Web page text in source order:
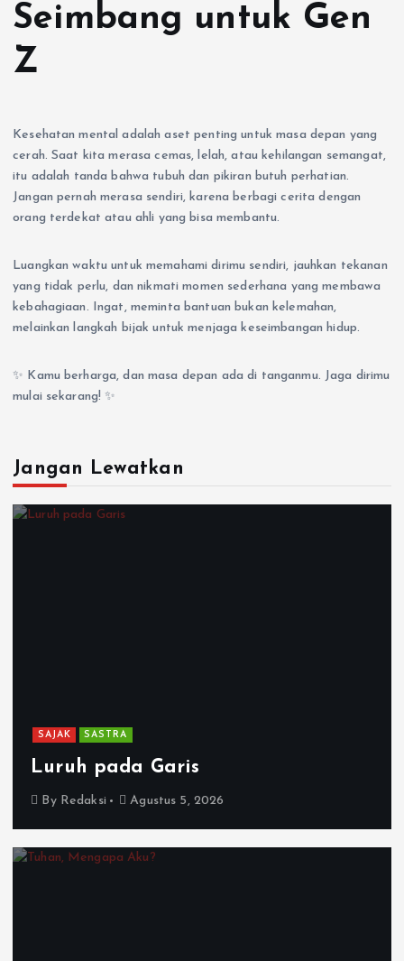
Seimbang untuk Gen
Z
Kesehatan mental adalah aset penting untuk masa depan yang
cerah. Saat kita merasa cemas, lelah, atau kehilangan semangat,
itu adalah tanda bahwa tubuh dan pikiran butuh perhatian.
Jangan pernah merasa sendiri, karena berbagi cerita dengan
orang terdekat atau ahli yang bisa membantu.
Luangkan waktu untuk memahami dirimu sendiri, jauhkan tekanan
yang tidak perlu, dan nikmati momen sederhana yang membawa
kebahagiaan. Ingat, meminta bantuan bukan kelemahan,
melainkan langkah bijak untuk menjaga keseimbangan hidup.
✨ Kamu berharga, dan masa depan ada di tanganmu. Jaga dirimu
mulai sekarang! ✨
Jangan Lewatkan
SAJAK SASTRA
Luruh pada Garis
By Redaksi Agustus 5, 2026